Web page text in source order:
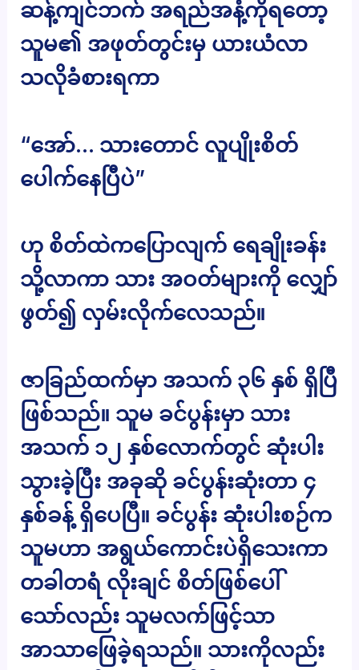
ဆန့်ကျင်ဘက် အရည်အနံ့ကိုရတော့
သူမ၏ အဖုတ်တွင်းမှ ယားယံလာ
သလိုခံစားရကာ
“အော်… သားတောင် လူပျိုးစိတ်
ပေါက်နေပြီပဲ”
ဟု စိတ်ထဲကပြောလျက် ရေချိုးခန်း
သို့လာကာ သား အဝတ်များကို လျှော်
ဖွတ်၍ လှမ်းလိုက်လေသည်။
ဇာခြည်ထက်မှာ အသက် ၃၆ နှစ် ရှိပြီ
ဖြစ်သည်။ သူမ ခင်ပွန်းမှာ သား
အသက် ၁၂ နှစ်လောက်တွင် ဆုံးပါး
သွားခဲ့ပြီး အခုဆို ခင်ပွန်းဆုံးတာ ၄
နှစ်ခန့် ရှိပေပြီ။ ခင်ပွန်း ဆုံးပါးစဉ်က
သူမဟာ အရွယ်ကောင်းပဲရှိသေးကာ
တခါတရံ လိုးချင် စိတ်ဖြစ်ပေါ်
သော်လည်း သူမလက်ဖြင့်သာ
အာသာဖြေခဲ့ရသည်။ သားကိုလည်း